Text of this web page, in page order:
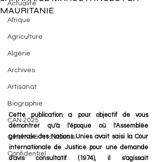
Actualité
Afrique
Agriculture
Algérie
Archives
Artisanat
Biographie
CAN 2025
Cinéma & Arts visuels
Confidentiel
MAURITANIE
Cette publication a pour objectif de vous
démontrer qu'à l'époque où l'Assemblée
générale des Nations Unies avait saisi la Cour
internationale de Justice pour une demande
d'avis consultatif (1974), il s'agissait